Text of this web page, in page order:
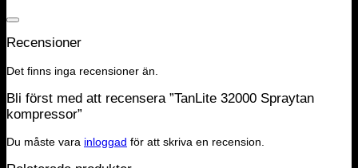
Recensioner
Det finns inga recensioner än.
Bli först med att recensera ”TanLite 32000 Spraytan
kompressor”
Du måste vara inloggad för att skriva en recension.